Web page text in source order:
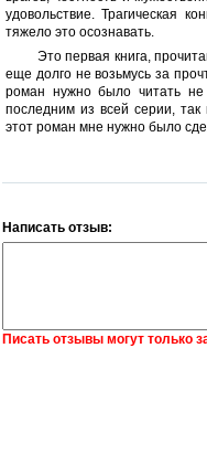
удовольствие. Трагическая
тяжело это осознавать.
Это первая книга,
еще долго не возьмусь за
роман нужно было читать не
последним из всей серии,
этот роман мне нужно было
Написать отзыв:
Писать отзывы могут только